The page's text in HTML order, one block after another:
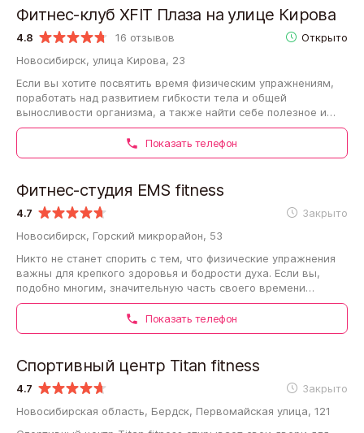
4.8 16 отзывов Открыто
Фитнес-клуб XFIT Плаза на улице Кирова
Новосибирск, улица Кирова, 23
Если вы хотите посвятить время физическим упражнениям,
поработать над развитием гибкости тела и общей
выносливости организма, а также найти себе полезное и
увлекательное хобби, то Фитнес-клуб…
Показать телефон
4.7 Закрыто
Фитнес-студия EMS fitness
Новосибирск, Горский микрорайон, 53
Никто не станет спорить с тем, что физические упражнения
важны для крепкого здоровья и бодрости духа. Если вы,
подобно многим, значительную часть своего времени
проводите в помещении за сидячей…
Показать телефон
4.7 Закрыто
Спортивный центр Titan fitness
Новосибирская область, Бердск, Первомайская улица, 121